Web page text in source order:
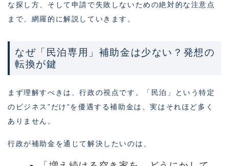
な探し方、そして申請で失敗しないための絶対的な注意点
まで、網羅的に解説していきます。
なぜ「民泊専用」補助金は少ない？発想の
転換が鍵
まず理解すべきは、行政の視点です。「民泊」という特定
のビジネス”だけ”を優遇する補助金は、実はそれほど多く
ありません。
行政が補助金を通じて解決したいのは、